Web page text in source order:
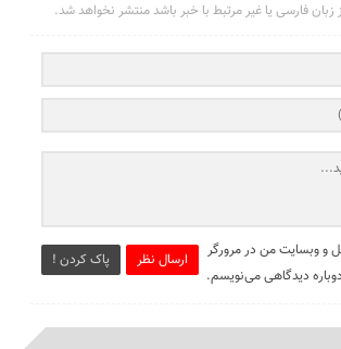
زبان فارسی یا غیر مرتبط با خبر باشد منتشر نخواهد شد.
ارسال نظر پاک کردن !
و وبسایت من در مرورگر
دیدگاهی می‌نویسم.